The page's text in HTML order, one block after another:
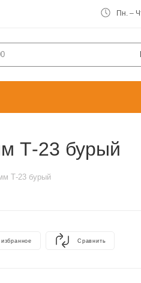
Пн. –
Т-23 бурый
Т-23 бурый
Сравнить